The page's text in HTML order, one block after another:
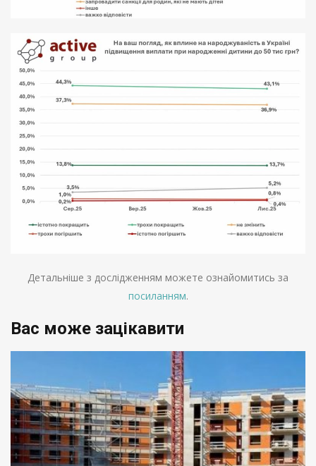
Детальніше з дослідженням можете ознайомитись за
посиланням.
Вас може зацікавити